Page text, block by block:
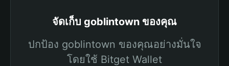
จัดเก็บ goblintown ของคุณ
ปกป้อง goblintown ของคุณอย่างมั่นใจ
โดยใช้ Bitget Wallet